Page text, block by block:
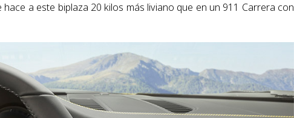
a este biplaza 20 kilos más liviano que en un 911 Carrera con